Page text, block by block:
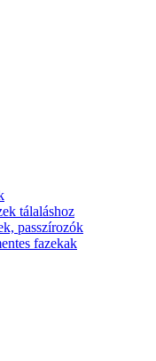
tálaláshoz
passzírozók
fazekak